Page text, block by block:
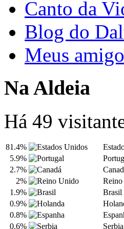
Canto da
Blog do
Meus
Na Aldeia
Há 49
81.4%
5.9%
2.7%
2%
1.9%
Brasil
0.9%
0.8%
0.6%
Serbia